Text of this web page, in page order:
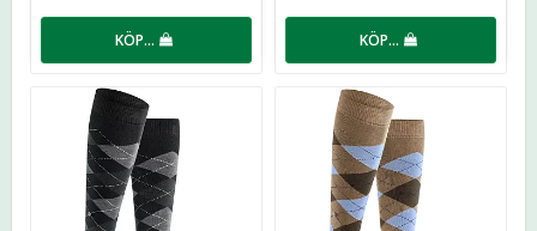
KÖP… KÖP…